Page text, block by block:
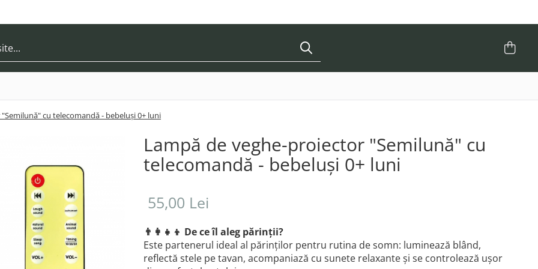
cu telecomandă - bebeluși 0+ luni
Lampă de veghe-proiector "Semilună" cu
telecomandă - bebeluși 0+ luni
55,00 Lei
👨‍👩‍👧‍👦 De ce îl aleg părinții?
Este partenerul ideal al părinților pentru rutina de somn: luminează blând,
reflectă stele pe tavan, acompaniază cu sunete relaxante și se controlează ușor